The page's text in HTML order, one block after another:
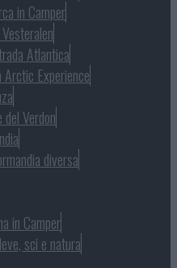
in Camper
Atlantica
Experience
Verdon
diversa
in Camper
sci e natura